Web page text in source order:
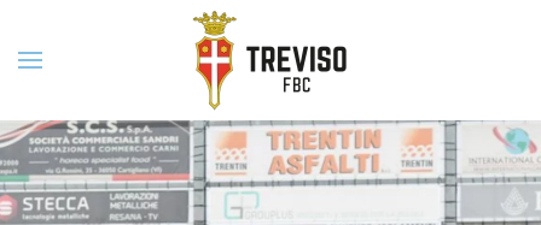
Skip to main content